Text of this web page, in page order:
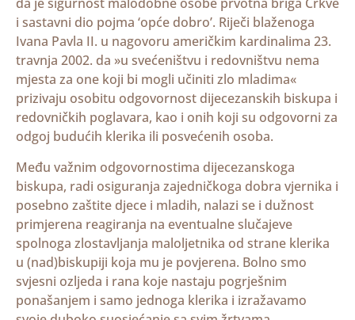
i sastavni dio pojma ‘opće dobro’. Riječi blaženoga
Ivana Pavla II. u nagovoru američkim kardinalima 23.
travnja 2002. da »u svećeništvu i redovništvu nema
mjesta za one koji bi mogli učiniti zlo mladima«
prizivaju osobitu odgovornost dijecezanskih biskupa i
redovničkih poglavara, kao i onih koji su odgovorni za
odgoj budućih klerika ili posvećenih osoba.
Među važnim odgovornostima dijecezanskoga
biskupa, radi osiguranja zajedničkoga dobra vjernika i
posebno zaštite djece i mladih, nalazi se i dužnost
primjerena reagiranja na eventualne slučajeve
spolnoga zlostavljanja maloljetnika od strane klerika
u (nad)biskupiji koja mu je povjerena. Bolno smo
svjesni ozljeda i rana koje nastaju pogrješnim
ponašanjem i samo jednoga klerika i izražavamo